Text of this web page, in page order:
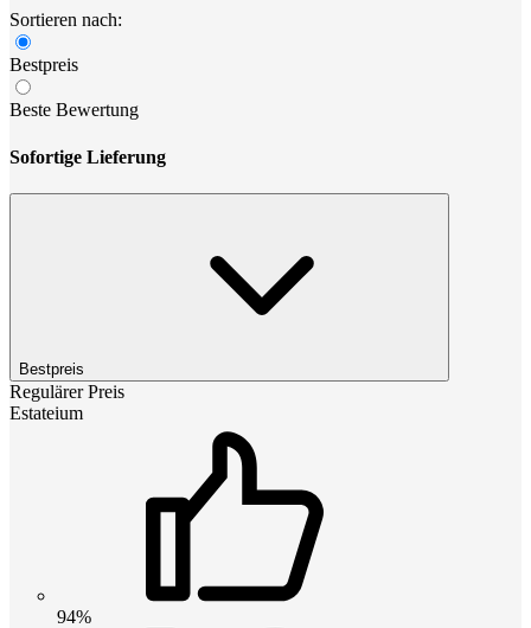
Sortieren nach:
Bestpreis
Beste Bewertung
Sofortige Lieferung
Bestpreis
Regulärer Preis
Estateium
94%